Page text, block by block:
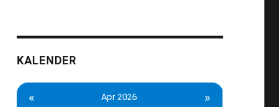
KALENDER
« Apr 2026 »